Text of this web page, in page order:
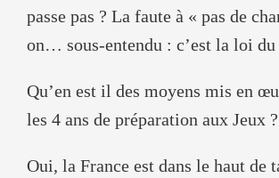
passe pas ? La faute à « pas de
on… sous-entendu : c’est la loi
Qu’en est il des moyens mis en
les 4 ans de préparation aux Jeux ?
Oui, la France est dans le haut de